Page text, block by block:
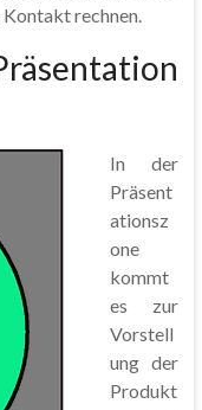
Kontakt rechnen.
In der
Präsent
ationsz
one
kommt
es zur
Vorstell
ung der
Produkt